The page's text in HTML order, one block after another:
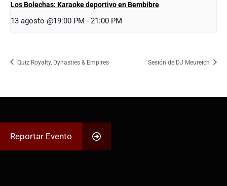
Los Bolechas: Karaoke deportivo en Bembibre
13 agosto @19:00 PM - 21:00 PM
Quiz Royalty, Dynasties & Empires Sesión de DJ Meureich
Reportar Evento